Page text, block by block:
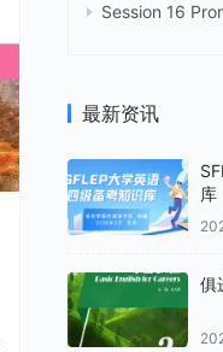
Session 16
最新资讯
俱